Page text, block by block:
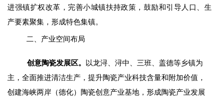
进强镇扩权改革，完善小城镇扶持政策， 鼓励和引导人口、生
产要素聚集，形成特色集镇。
二、产业空间布局
创意陶瓷发展区。 以龙浔、浔中、三班、盖德等乡镇为
主，全面推进清洁生产，提升陶瓷产业科技含量和附加价值，
创建海峡两岸（德化）陶瓷创意产业基地，形成陶瓷产业发展